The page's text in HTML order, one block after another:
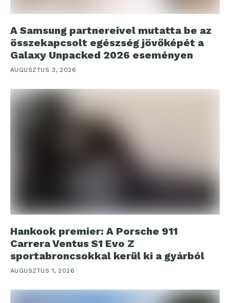
A Samsung partnereivel mutatta be az
összekapcsolt egészség jövőképét a
Galaxy Unpacked 2026 eseményen
AUGUSZTUS 3, 2026
Hankook premier: A Porsche 911
Carrera Ventus S1 Evo Z
sportabroncsokkal kerül ki a gyárból
AUGUSZTUS 1, 2026